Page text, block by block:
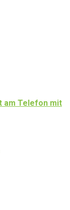
am Telefon mit